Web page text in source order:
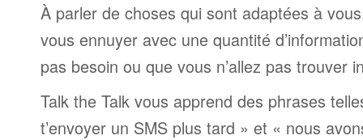
À parler de choses qui sont adaptées à
vous ennuyer avec une quantité
pas besoin ou que vous n’allez pas trouver
Talk the Talk vous apprend des phrases
t’envoyer un SMS plus tard » et « nous